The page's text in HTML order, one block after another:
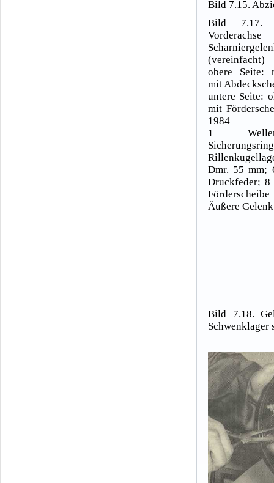
Bild 7.15.
Bild 7.17.
(vereinfacht)
obere Seite:
mit
untere Seite:
mit
1984
1
Dmr. 55 mm;
Druckfeder;
Äußere
Bild 7.18.
Schwenklager